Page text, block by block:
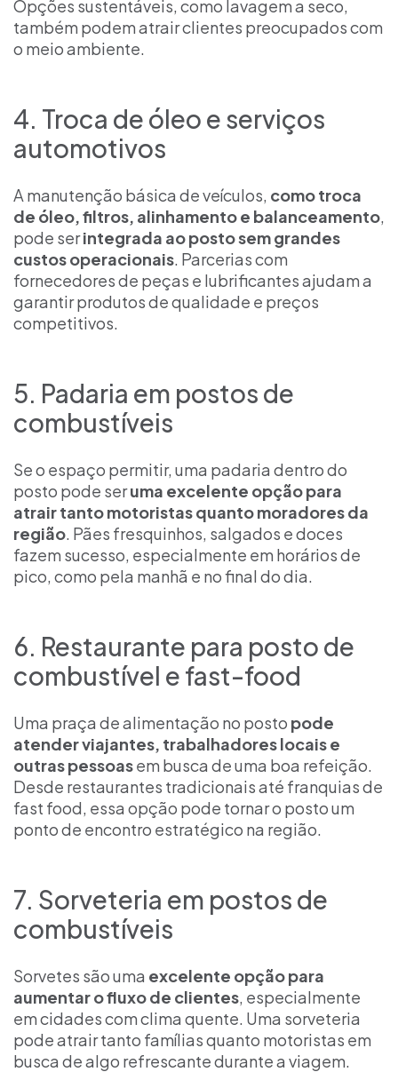
Opções sustentáveis, como lavagem a seco,
também podem atrair clientes preocupados com
o meio ambiente.
4. Troca de óleo e serviços
automotivos
A manutenção básica de veículos, como troca
de óleo, filtros, alinhamento e balanceamento,
pode serintegrada ao posto sem grandes
custos operacionais. Parcerias com
fornecedores de peças e lubrificantes ajudam a
garantir produtos de qualidade e preços
competitivos.
5. Padaria em postos de
combustíveis
Se o espaço permitir, uma padaria dentro do
posto pode seruma excelente opção para
atrair tanto motoristas quanto moradores da
região. Pães fresquinhos, salgados e doces
fazem sucesso, especialmente em horários de
pico, como pela manhã e no final do dia.
6. Restaurante para posto de
combustível e fast-food
Uma praça de alimentação no posto pode
atender viajantes, trabalhadores locais e
outras pessoasem busca de uma boa refeição.
Desde restaurantes tradicionais até franquias de
fast food, essa opção pode tornar o posto um
ponto de encontro estratégico na região.
7. Sorveteria em postos de
combustíveis
Sorvetes são uma excelente opção para
aumentar o fluxo de clientes, especialmente
em cidades com clima quente. Uma sorveteria
pode atrair tanto famílias quanto motoristas em
busca de algo refrescante durante a viagem.